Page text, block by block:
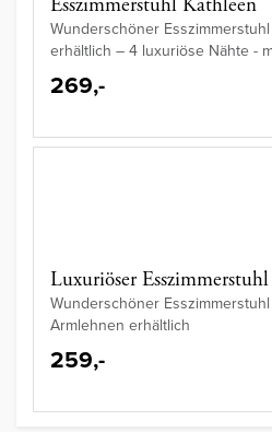
Esszimmerstuhl Kathleen
Wunderschöner
erhältlich – 4 luxuriöse Nähte -
269,-
Luxuriöser
Wunderschöner
Armlehnen erhältlich
259,-